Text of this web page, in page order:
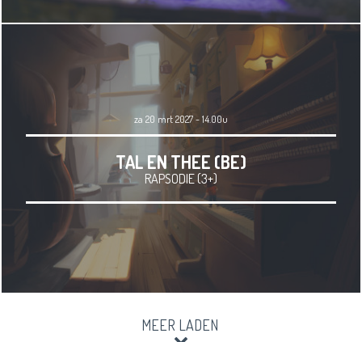
za 20 mrt 2027 - 14.00u
TAL EN THEE (BE)
RAPSODIE (3+)
MEER LADEN